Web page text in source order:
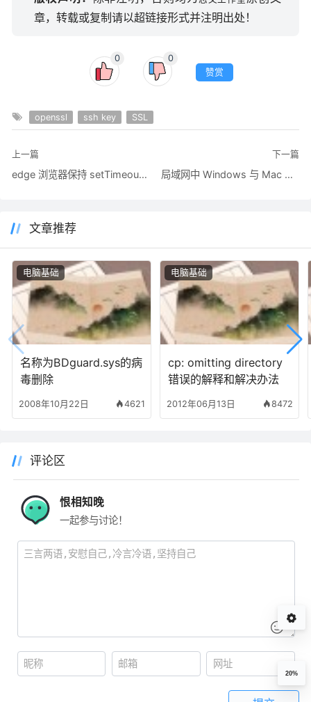
章，转载或复制请以超链接形式并注明出处！
0
0
赞赏
openssl ssh key SSL
上一篇
edge 浏览器保持 setTimeout/setInterval 不被冷却暂停的方法
下一篇
局域网中 Windows 与 Mac 互相远程连接的最佳方案
文章推荐
名称为BDguard.sys的病
毒删除
2008年10月22日 4621
电脑基础
cp: omitting directory
错误的解释和解决办法
2012年06月13日 8472
电脑基础
评论区
恨相知晚
一起参与讨论！
20%